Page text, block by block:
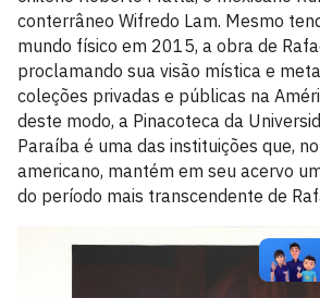
conterrâneo Wifredo Lam. Mesmo
mundo físico em 2015, a obra de
proclamando sua visão mística e
coleções privadas e públicas na
deste modo, a Pinacoteca da
Paraíba é uma das instituições que,
americano, mantém em seu acervo
do período mais transcendente de